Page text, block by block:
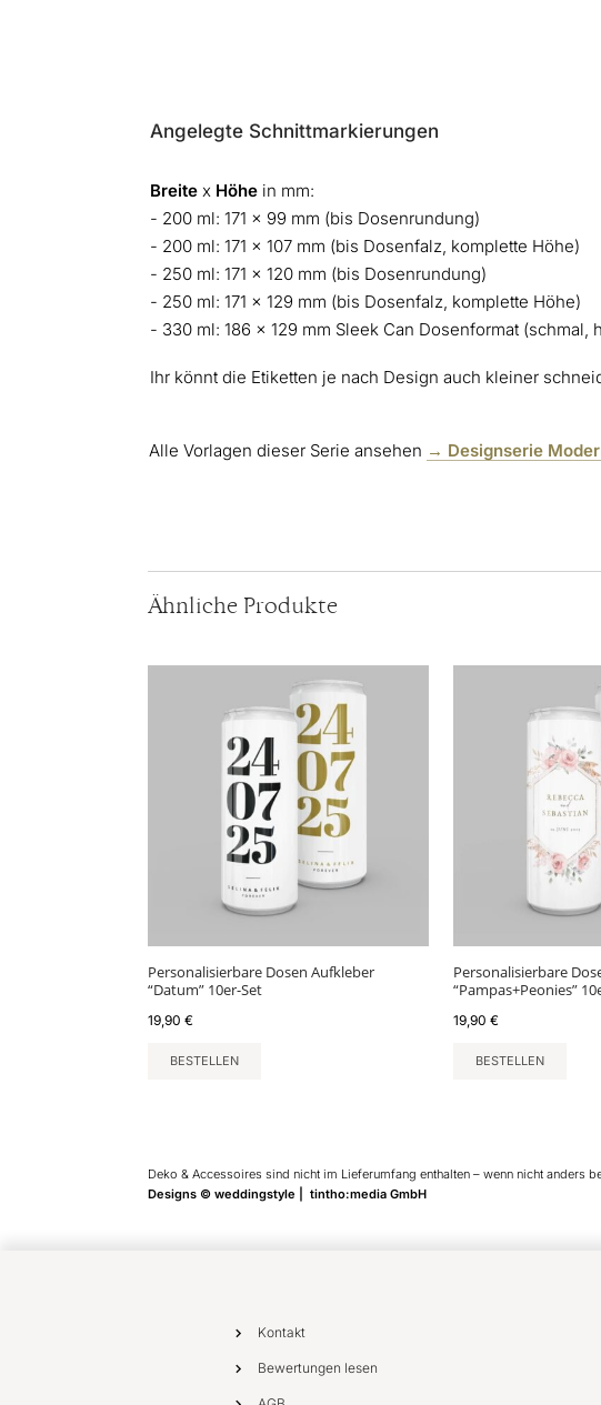
Angelegte Schnittmarkierungen
Breite x Höhe in mm:
- 200 ml: 171 x 99 mm (bis Dosenrundung)
- 200 ml: 171 x 107 mm (bis Dosenfalz, komplette Höhe)
- 250 ml: 171 x 120 mm (bis Dosenrundung)
- 250 ml: 171 x 129 mm (bis Dosenfalz, komplette Höhe)
- 330 ml: 186 x 129 mm Sleek Can Dosenformat (schmal,
Ihr könnt die Etiketten je nach Design auch kleiner
Alle Vorlagen dieser Serie ansehen → Designserie
Ähnliche Produkte
Personalisierbare Dosen Aufkleber
“Datum” 10er-Set
19,90 €
BESTELLEN
Personalisierbare
“Pampas+Peonies”
19,90 €
BESTELLEN
Deko & Accessoires sind nicht im Lieferumfang enthalten – wenn nicht anders
Designs © weddingstyle | tintho:media GmbH
Kontakt
Bewertungen lesen